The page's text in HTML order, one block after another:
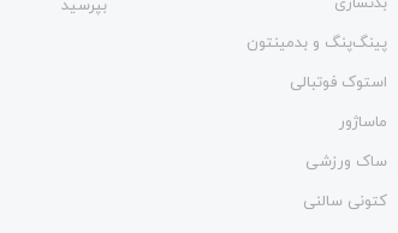
پینگ‌پنگ و بدمينتون
استوک فوتبالی
ماساژور
ساک ورزشی
کتونی سالنی
بپرسید